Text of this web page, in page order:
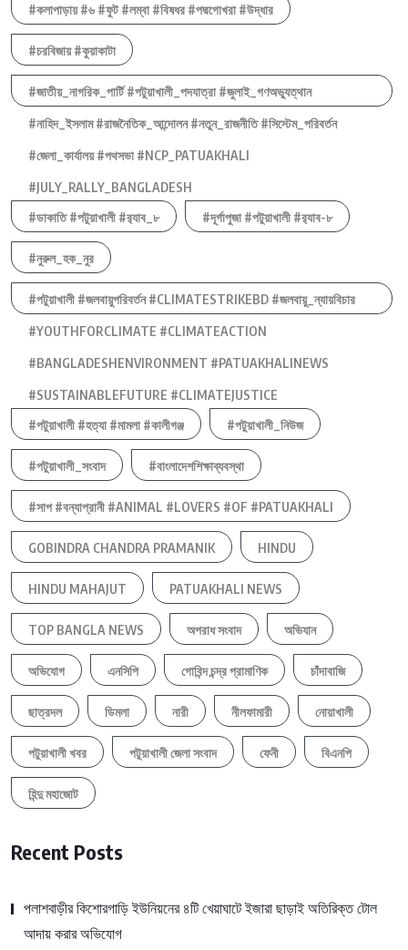
#কলাপাড়ায় #৬ #ফুট #লম্বা #বিষধর #পদ্মগোখরা #উদ্ধার
#চরবিজায় #কুয়াকাটা
#জাতীয়_নাগরিক_পার্টি #পটুয়াখালী_পদযাত্রা #জুলাই_গণঅভ্যুত্থান
#নাহিদ_ইসলাম #রাজনৈতিক_আন্দোলন #নতুন_রাজনীতি #সিস্টেম_পরিবর্তন
#জেলা_কার্যালয় #পথসভা #NCP_PATUAKHALI
#JULY_RALLY_BANGLADESH
#ডাকাতি #পটুয়াখালী #র‍্যাব_৮
#দূর্গাপুজা #পটুয়াখালী #র‍্যাব-৮
#নুরুল_হক_নুর
#পটুয়াখালী #জলবায়ুপরিবর্তন #CLIMATESTRIKEBD #জলবায়ু_ন্যায়বিচার
#YOUTHFORCLIMATE #CLIMATEACTION
#BANGLADESHENVIRONMENT #PATUAKHALINEWS
#SUSTAINABLEFUTURE #CLIMATEJUSTICE
#পটুয়াখালী #হত্যা #মামলা #কালীগঞ্জ
#পটুয়াখালী_নিউজ
#পটুয়াখালী_সংবাদ #বাংলাদেশশিক্ষাব্যবস্থা
#সাপ #বন্যাপ্রানী #ANIMAL #LOVERS #OF #PATUAKHALI
GOBINDRA CHANDRA PRAMANIK HINDU
HINDU MAHAJUT PATUAKHALI NEWS
TOP BANGLA NEWS অপরাধ সংবাদ অভিযান
অভিযোগ এনসিপি গোবিন্দ চন্দ্র প্রামাণিক চাঁদাবাজি
ছাত্রদল ডিমলা নারী নীলফামারী নোয়াখালী
পটুয়াখালী খবর পটুয়াখালী জেলা সংবাদ ফেনী বিএনপি
হিন্দু মহাজোট
Recent Posts
পলাশবাড়ীর কিশোরগাড়ি ইউনিয়নের ৪টি খেয়াঘাটে ইজারা ছাড়াই অতিরিক্ত টোল
আদায় করার অভিযোগ